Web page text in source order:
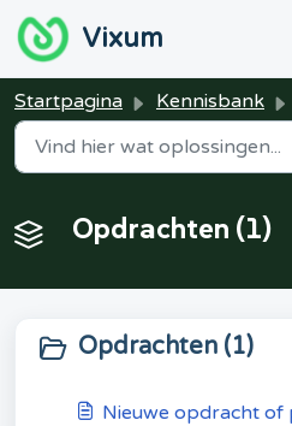
Doorgaan naar hoofdinhoud
Vixum
Startpagina Kennisbank
Opdrachten (1)
Opdrachten (1)
Nieuwe opdracht of